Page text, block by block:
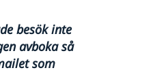
besök inte
avboka så
som